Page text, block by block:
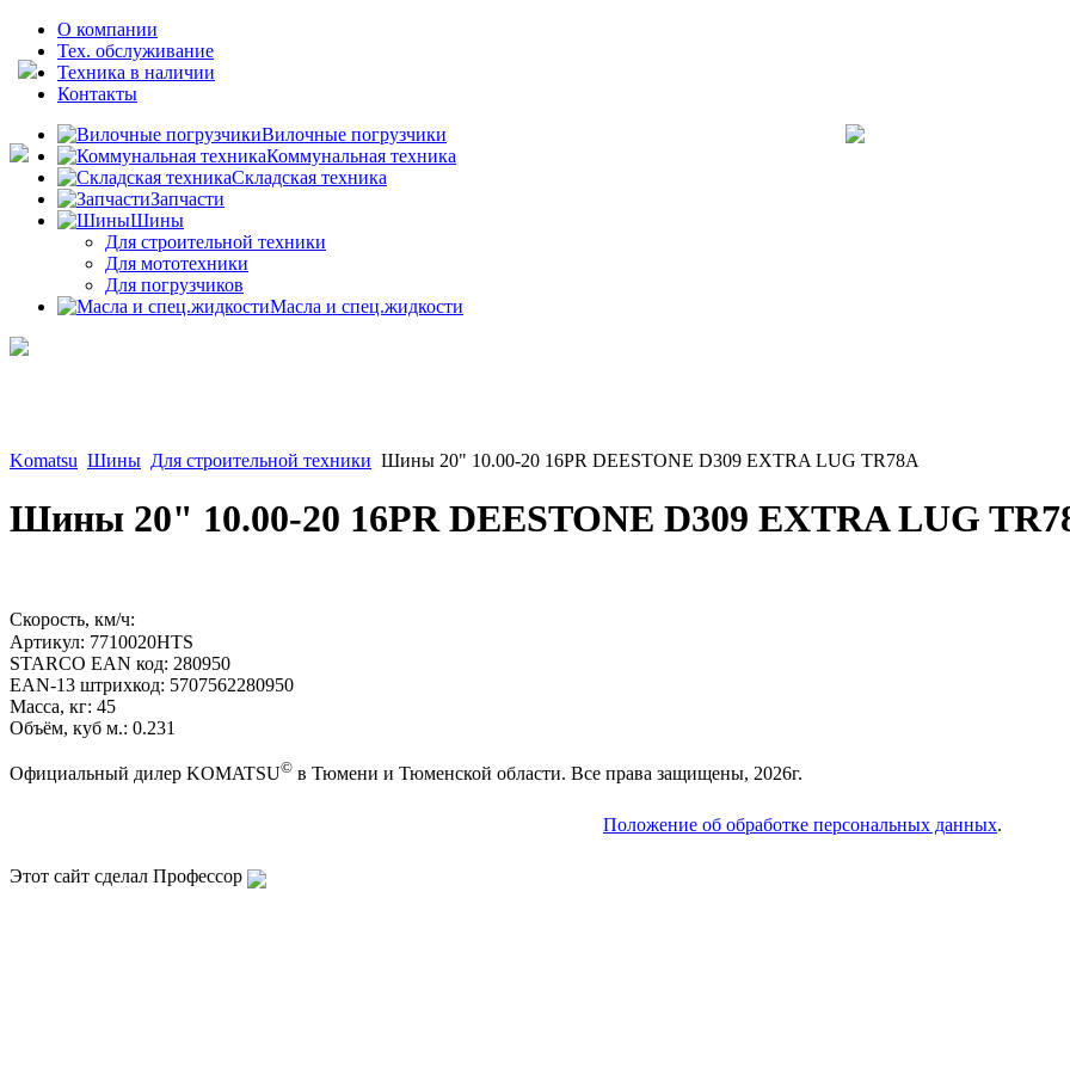
О компании
Тех. обслуживание
Техника в наличии
Контакты
Вилочные погрузчики
Коммунальная техника
Складская техника
Запчасти
Шины
Для строительной техники
Для мототехники
Для погрузчиков
Масла и спец.жидкости
Komatsu Шины Для строительной техники Шины 20" 10.00-20 16PR DEESTONE D309 EXTRA LUG TR78A
Шины 20" 10.00-20 16PR DEESTONE D309 EXTRA LUG
Скорость, км/ч:
Артикул: 7710020HTS
STARCO EAN код: 280950
EAN-13 штрихкод: 5707562280950
Масса, кг: 45
Объём, куб м.: 0.231
Официальный дилер KOMATSU© в Тюмени и Тюменской области. Все права защищены, 2026г.
Положение об обработке персональных данных.
Этот сайт сделал Профессор